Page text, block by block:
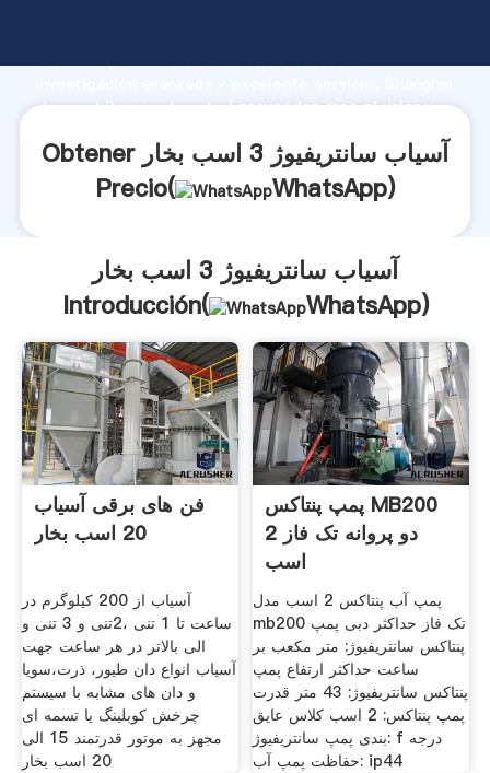
fuerte capacidad de producción, fuerza de
آسیاب سانتریفیوژ 3 اسب بخار proveedor crea el valor y
Obtener آسیاب سانتریفیوژ 3 اسب بخار
Precio(
WhatsApp)
آسیاب سانتریفیوژ 3 اسب بخار
Introducción(
WhatsApp)
فن های برقی آسیاب
20 اسب بخار
آسیاب از 200 کیلوگرم در
ساعت تا 1 تنی ،2تنی و 3 تنی و
الی بالاتر در هر ساعت جهت
آسیاب انواع دان طیور، ذرت،سویا
و دان های مشابه با سیستم
چرخش کوبلینگ یا تسمه ای
مجهز به موتور قدرتمند 15 الی
20 اسب بخار
پمپ پنتاکس MB200
دو پروانه تک فاز 2
اسب
پمپ آب پنتاکس 2 اسب مدل
mb200 تک فاز حداکثر دبی پمپ
پنتاکس سانتریفیوژ: متر مکعب بر
ساعت حداکثر ارتفاع پمپ
پنتاکس سانتریفیوژ: 43 متر قدرت
پمپ پنتاکس: 2 اسب کلاس عایق
بندی پمپ سانتریفیوژ: f درجه
حفاظت پمپ آب: ip44